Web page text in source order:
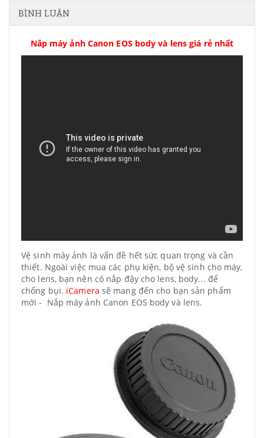
BÌNH LUẬN
Nắp máy ảnh Canon EOS body và lens giá rẻ nhất
Vệ sinh máy ảnh là vấn đề hết sức quan trọng và cần
thiết. Ngoài việc mua các phụ kiện, bộ vệ sinh cho máy,
cho lens, bạn nên có nắp đậy cho lens, body... để
chống bụi. iCamera sẽ mang đến cho bạn sản phẩm
mới - Nắp máy ảnh Canon EOS body và lens.